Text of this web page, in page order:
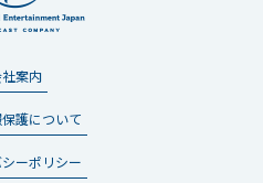
案内
護について
ーポリシー